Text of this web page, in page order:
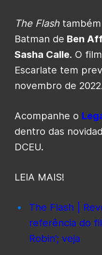
The Flashtambém
Batman de Ben
Sasha Calle. O
Escarlate tem
novembro de
Acompanhe o
dentro das
DCEU.
LEIA MAIS!
The Flash |
referência do
Robin’; veja